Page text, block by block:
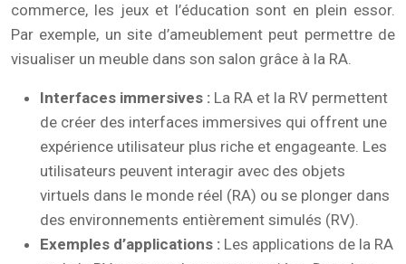
commerce, les jeux et l’éducation sont en plein essor.
Par exemple, un site d’ameublement peut permettre de
visualiser un meuble dans son salon grâce à la RA.
Interfaces immersives : La RA et la RV permettent
de créer des interfaces immersives qui offrent une
expérience utilisateur plus riche et engageante. Les
utilisateurs peuvent interagir avec des objets
virtuels dans le monde réel (RA) ou se plonger dans
des environnements entièrement simulés (RV).
Exemples d’applications : Les applications de la RA